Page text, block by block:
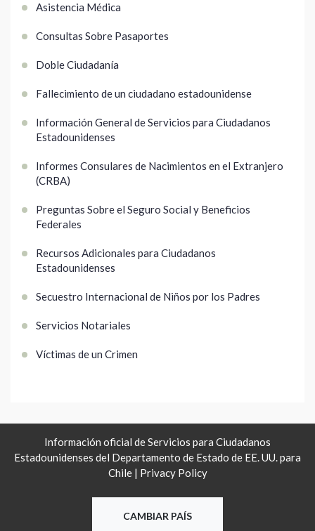
Asistencia Médica
Consultas Sobre Pasaportes
Doble Ciudadanía
Fallecimiento de un ciudadano estadounidense
Información General de Servicios para Ciudadanos
Estadounidenses
Informes Consulares de Nacimientos en el Extranjero
(CRBA)
Preguntas Sobre el Seguro Social y Beneficios
Federales
Recursos Adicionales para Ciudadanos
Estadounidenses
Secuestro Internacional de Niños por los Padres
Servicios Notariales
Víctimas de un Crimen
Información oficial de Servicios para Ciudadanos
Estadounidenses del Departamento de Estado de EE. UU. para
Chile | Privacy Policy
CAMBIAR PAÍS